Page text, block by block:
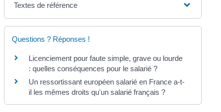
Textes de référence
Questions ? Réponses !
Licenciement pour faute simple, grave ou lourde
: quelles conséquences pour le salarié ?
Un ressortissant européen salarié en France a-t-
il les mêmes droits qu'un salarié français ?